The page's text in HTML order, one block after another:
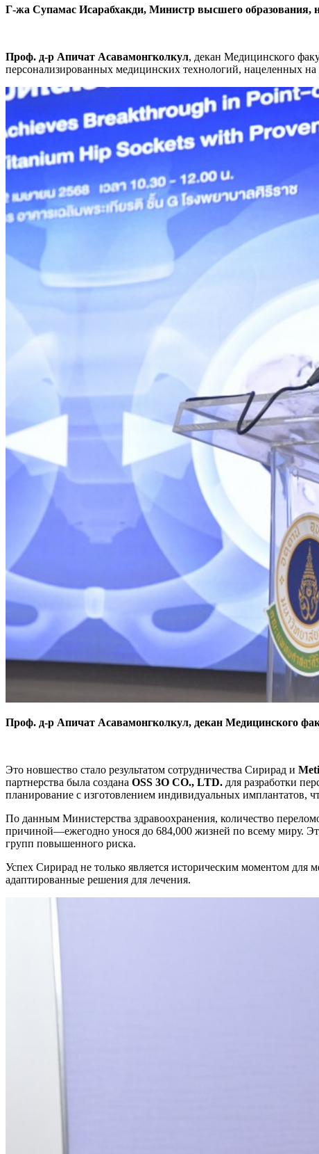
Г-жа Супамас Исарабхакди, Министр высшего образования,
Проф. д-р Апичат Асавамонгколкул, декан Медицинского
персонализированных медицинских технологий, нацеленных
Проф. д-р Апичат Асавамонгколкул, декан Медицинского
Это новшество стало результатом сотрудничества Сирирад и
партнерства была создана OSS 3O CO., LTD. для разработки
планирование с изготовлением индивидуальных имплантатов,
По данным Министерства здравоохранения, количество
причиной—ежегодно унося до 684,000 жизней по всему миру.
групп повышенного риска.
Успех Сирирад не только является историческим моментом
адаптированные решения для лечения.